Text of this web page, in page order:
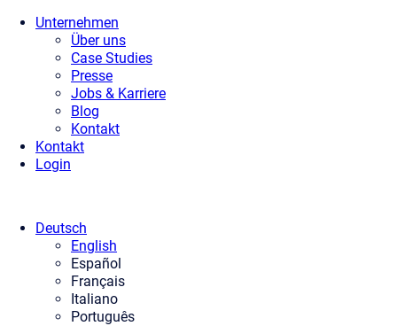
Unternehmen
Über uns
Case Studies
Presse
Jobs & Karriere
Blog
Kontakt
Kontakt
Login
Deutsch
English
Español
Français
Italiano
Português